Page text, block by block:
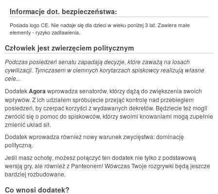
Informacje dot. bezpieczeństwa:
Posiada logo CE. Nie nadaje się dla dzieci w wieku poniżej 3 lat. Zawiera małe
elementy - ryzyko zadławienia.
Człowiek jest zwierzęciem politycznym
Podczas posiedzeń senatu zapadają decyzje, które zaważą na losach
cywilizacji. Tymczasem w ciemnych korytarzach spiskowcy realizują własne
cele...
DodatekAgora wprowadza senatorów, którzy dążą do zwiększenia swoich
wpływów. Z ich udziałem spróbujecie przejąć kontrolę nad przebiegiem
posiedzeń, by czerpać korzyści z wydawanych dekretów. Będziecie też mogli
zwrócić się o pomoc do spiskowców, którzy swoimi knowaniami mogą zupełnie
zmienić układ sił.
Dodatek wprowadza również nowy warunek zwycięstwa: dominację
polityczną.
Jeśli masz ochotę, możesz połączyć ten dodatek nie tylko z podstawową
wersją gry, ale również z Panteonem! Wówczas Twoje rozgrywki będą jeszcze
bardziej rozbudowane.
Co wnosi dodatek?